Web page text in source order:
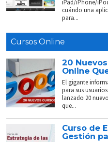
iPad/iPhone/
cuándo una
para...
Cursos Online
20
Online
El gigante
para sus
lanzado 20
que...
Curso de
Gestión